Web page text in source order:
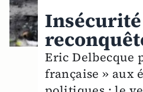
Eric Delbecque
française » aux